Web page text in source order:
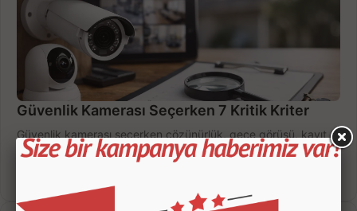
Güvenlik Kamerası Seçerken 7 Kritik Kriter
Güvenlik kamerası seçerken çözünürlük, gece görüşü, kayıt
süresi ve bağlantı tipini karşılaştırın; eviniz veya iş yeriniz için